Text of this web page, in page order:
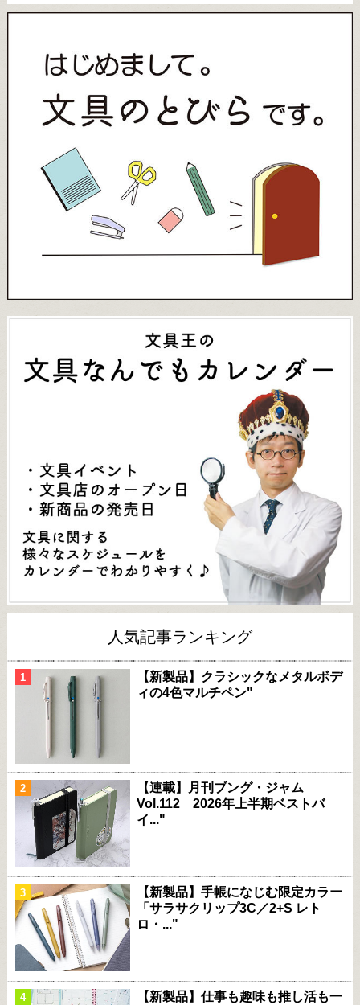
人気記事ランキング
【新製品】クラシックなメタルボデ
ィの4色マルチペン"
【連載】月刊ブング・ジャム
Vol.112 2026年上半期ベストバ
イ..."
【新製品】手帳になじむ限定カラー
「サラサクリップ3C／2+S レト
ロ・..."
【新製品】仕事も趣味も推し活も一